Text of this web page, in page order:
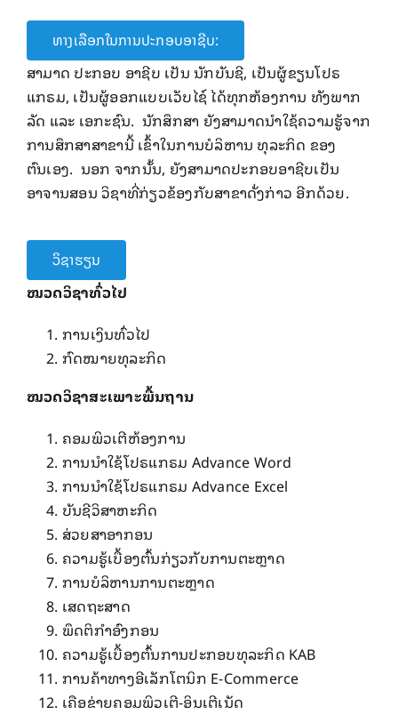
ທາງເລືອກໃນການປະກອບອາຊີບ:
ສາມາດ ປະກອບ ອາຊີບ ເປັນ ນັກບັນຊີ, ເປັນຜູ້ຂຽນໂປຣ
ແກຣມ, ເປັນຜູ້ອອກແບບເວັບໄຊ໌ ໄດ້ທຸກຫ້ອງການ ທັງພາກ
ລັດ ແລະ ເອກະຊົນ. ນັກສຶກສາ ຍັງສາມາດນໍາໃຊ້ຄວາມຮູ້ຈາກ
ການສຶກສາສາຂານີ້ ເຂົ້າໃນການບໍລິຫານ ທຸລະກິດ ຂອງ
ຕົນເອງ. ນອກ ຈາກນັ້ນ, ຍັງສາມາດປະກອບອາຊີບເປັນ
ອາຈານສອນ ວິຊາທີ່ກ່ຽວຂ້ອງກັບສາຂາດັ່ງກ່າວ ອີກດ້ວຍ.
ວິຊາຮຽນ
ໝວດວິຊາ​ທົ່ວ​ໄປ
ການ​ເງິນ​ທົ່ວ​ໄປ
ກົດໝາຍທຸລະ​ກິດ
ໝວດວິຊາ​ສະ​ເພາະ​ພື້ນຖານ
ຄອມ​ພິວ​ເຕີ​ຫ້ອງການ
ການ​ນໍາ​ໃຊ້​ໂປຣແກຣມ Advance Word
ການ​ນໍາ​ໃຊ້​ໂປຣແກຣມ Advance Excel
ບັນຊີ​ວິ​ສາ​ຫະກິດ
ສ່ວຍ​ສາ​ອາກອນ
ຄວາມ​ຮູ້​ເບື້ອງຕົ້ນກ່ຽວກັບ​ການ​ຕະຫຼາດ
ການ​ບໍລິຫານ​ການ​ຕະຫຼາດ
​ເສດຖະສາດ
ພຶດຕິ​ກໍາ​ອົງ​ກອນ
ຄວາມ​ຮູ້​ເບື້ອງຕົ້ນການ​ປະກອບ​ທຸລະ​ກິດ KAB
ການ​ຄ້າ​ທາງ​ອີ​ເລັກ​ໂຕນິກ E-Commerce
​ເຄືອ​ຂ່າຍ​ຄອມ​ພິວ​ເຕີ-ອິນ​ເຕີ​ເນັດ